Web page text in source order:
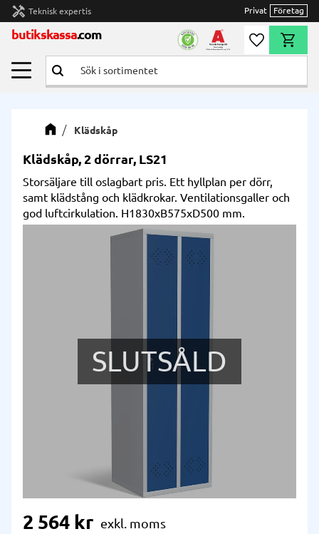
Meny
handyman Teknisk expertis Privat Företag
butikskassa.com Önskelista
Klädskåp
Klädskåp, 2 dörrar, LS21
Storsäljare till oslagbart pris. Ett hyllplan per dörr,
samt klädstång och klädkrokar. Ventilationsgaller och
god luftcirkulation. H1830xB575xD500 mm.
SLUTSÅLD
2 564 kr